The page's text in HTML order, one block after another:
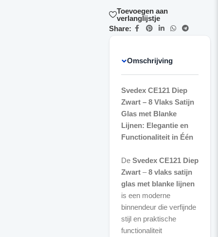
Toevoegen aan
verlanglijstje
Share:
Omschrijving
Svedex CE121 Diep
Zwart – 8 Vlaks Satijn
Glas met Blanke
Lijnen: Elegantie en
Functionaliteit in Één
De Svedex CE121 Diep
Zwart–8 vlaks satijn
glas met blanke lijnen
is een moderne
binnendeur die verfijnde
stijl en praktische
functionaliteit